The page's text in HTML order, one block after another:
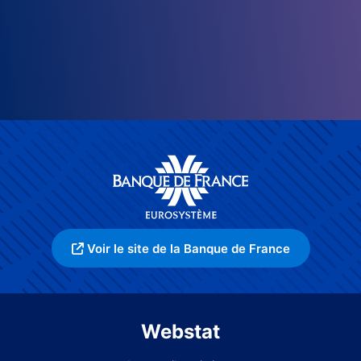
Voir le site de la Banque de France
Webstat